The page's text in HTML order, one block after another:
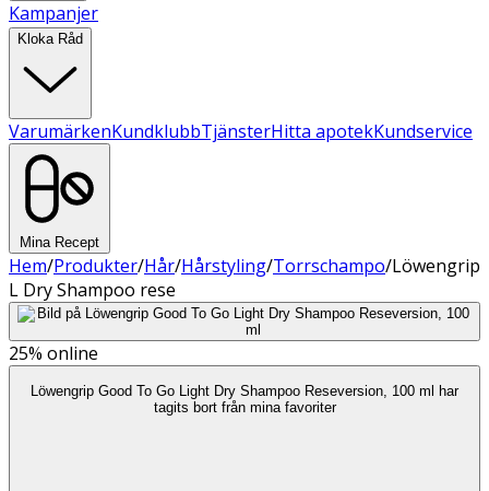
Kampanjer
Kloka Råd
VarumärkenKundklubbTjänsterHitta apotekKundservice
Mina Recept
Hem/Produkter/Hår/Hårstyling/Torrschampo/Löwengrip
L Dry Shampoo rese
25% online
Löwengrip Good To Go Light Dry Shampoo Reseversion, 100 ml har
tagits bort från mina favoriter